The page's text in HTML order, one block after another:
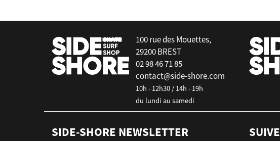
100 rue des Mouettes,
29200 BREST
02 98 46 71 85
contact@side-shore.com
10h - 12h30 / 14h - 19h
du lundi au samedi
SIDE-SHORE NEWSLETTER